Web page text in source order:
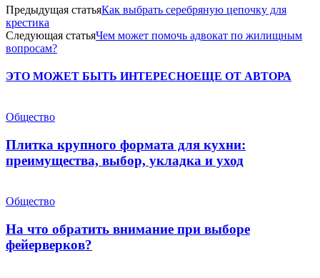
Предыдущая статьяКак выбрать серебряную цепочку для
крестика
Следующая статьяЧем может помочь адвокат по жилищным
вопросам?
ЭТО МОЖЕТ БЫТЬ ИНТЕРЕСНОЕЩЕ ОТ АВТОРА
Общество
Плитка крупного формата для кухни:
преимущества, выбор, укладка и уход
Общество
На что обратить внимание при выборе
фейерверков?